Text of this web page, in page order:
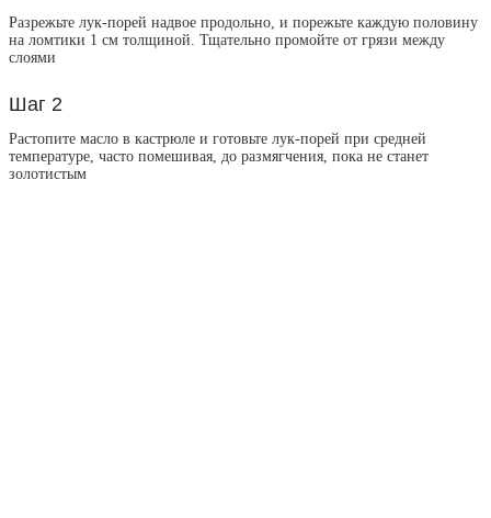
Разрежьте лук-порей надвое продольно, и порежьте каждую половину
на ломтики 1 см толщиной. Тщательно промойте от грязи между
слоями
Шаг 2
Растопите масло в кастрюле и готовьте лук-порей при средней
температуре, часто помешивая, до размягчения, пока не станет
золотистым